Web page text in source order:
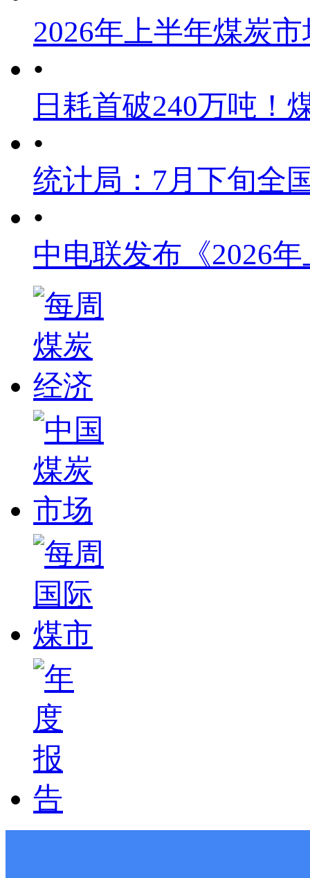
2026年上半年煤炭
•
日耗首破240万吨！
•
统计局：7月下旬全
•
中电联发布《2026